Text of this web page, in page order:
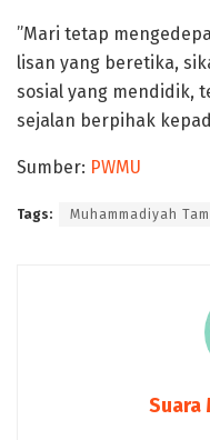
”Mari tetap
lisan yang beretika,
sosial yang mendidik,
sejalan berpihak
Sumber: PWMU
Tags: Muhammadiyah
Suara